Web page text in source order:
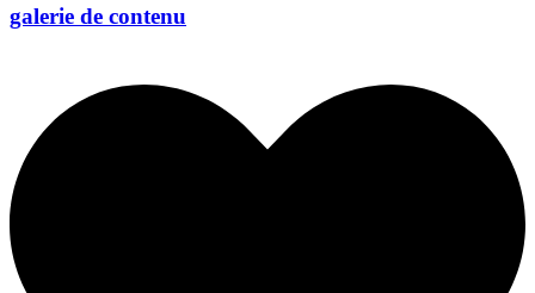
galerie de contenu